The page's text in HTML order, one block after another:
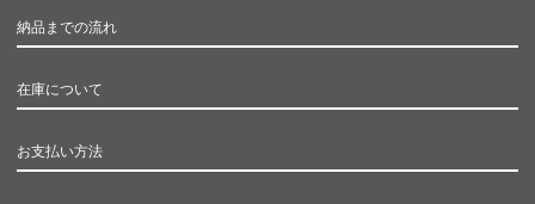
納品までの流れ
在庫について
お支払い方法